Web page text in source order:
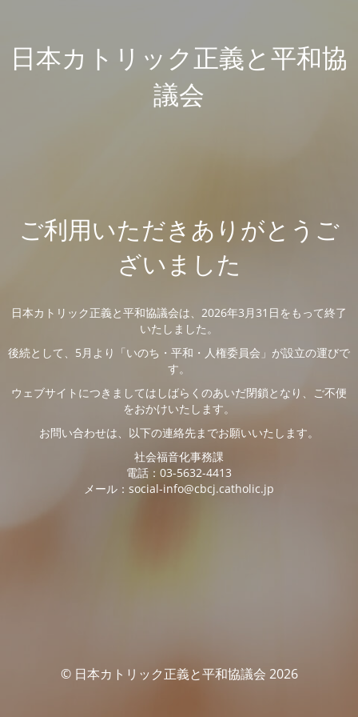
日本カトリック正義と平和協
議会
ご利用いただきありがとうご
ざいました
日本カトリック正義と平和協議会は、2026年3月31日をもって終了
いたしました。
後続として、5月より「いのち・平和・人権委員会」が設立の運びで
す。
ウェブサイトにつきましてはしばらくのあいだ閉鎖となり、ご不便
をおかけいたします。
お問い合わせは、以下の連絡先までお願いいたします。
社会福音化事務課
電話：03-5632-4413
メール：social-info@cbcj.catholic.jp
© 日本カトリック正義と平和協議会 2026